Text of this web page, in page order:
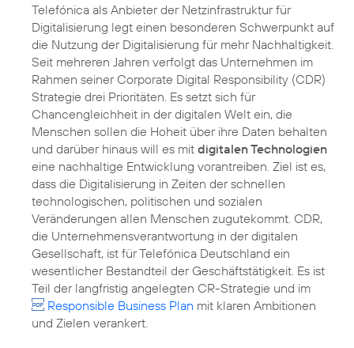
Telefónica als Anbieter der Netzinfrastruktur für
Digitalisierung legt einen besonderen Schwerpunkt auf
die Nutzung der Digitalisierung für mehr Nachhaltigkeit.
Seit mehreren Jahren verfolgt das Unternehmen im
Rahmen seiner Corporate Digital Responsibility (CDR)
Strategie drei Prioritäten. Es setzt sich für
Chancengleichheit in der digitalen Welt ein, die
Menschen sollen die Hoheit über ihre Daten behalten
und darüber hinaus will es mit digitalen Technologien
eine nachhaltige Entwicklung vorantreiben. Ziel ist es,
dass die Digitalisierung in Zeiten der schnellen
technologischen, politischen und sozialen
Veränderungen allen Menschen zugutekommt. CDR,
die Unternehmensverantwortung in der digitalen
Gesellschaft, ist für Telefónica Deutschland ein
wesentlicher Bestandteil der Geschäftstätigkeit. Es ist
Teil der langfristig angelegten CR-Strategie und im
Responsible Business Plan mit klaren Ambitionen
und Zielen verankert.